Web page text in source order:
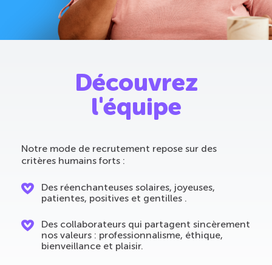
Découvrez
l'équipe
Notre mode de recrutement repose sur des
critères humains forts :
Des réenchanteuses solaires, joyeuses,
patientes, positives et gentilles .
Des collaborateurs qui partagent sincèrement
nos valeurs : professionnalisme, éthique,
bienveillance et plaisir.